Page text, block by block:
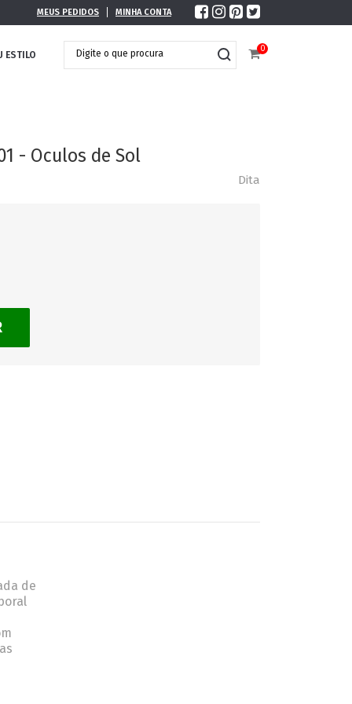
MEUS PEDIDOS MINHA CONTA
ESTILO
0
- Oculos de Sol
Dita
de